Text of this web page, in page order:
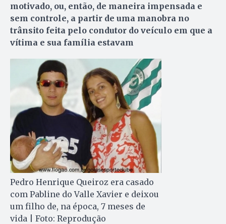
motivado, ou, então, de maneira impensada e
sem controle, a partir de uma manobra no
trânsito feita pelo condutor do veículo em que a
vítima e sua família estavam
Pedro Henrique Queiroz era casado
com Pabline do Valle Xavier e deixou
um filho de, na época, 7 meses de
vida | Foto: Reprodução